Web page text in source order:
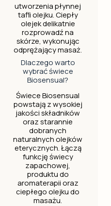
utworzenia płynnej
tafli olejku. Ciepły
olejek delikatnie
rozprowadź na
skórze, wykonując
odprężający masaż.
Dlaczego warto
wybrać świece
Biosensual?
Świece Biosensual
powstają z wysokiej
jakości składników
oraz starannie
dobranych
naturalnych olejków
eterycznych. Łączą
funkcję świecy
zapachowej,
produktu do
aromaterapii oraz
ciepłego olejku do
masażu.